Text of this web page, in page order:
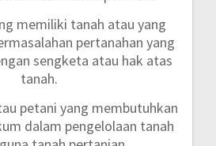
memiliki tanah atau yang
pertanahan yang
sengketa atau hak atas
tanah.
petani yang membutuhkan
dalam pengelolaan tanah